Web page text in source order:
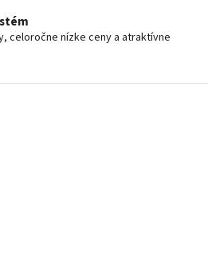
celoročne nízke ceny a atraktívne